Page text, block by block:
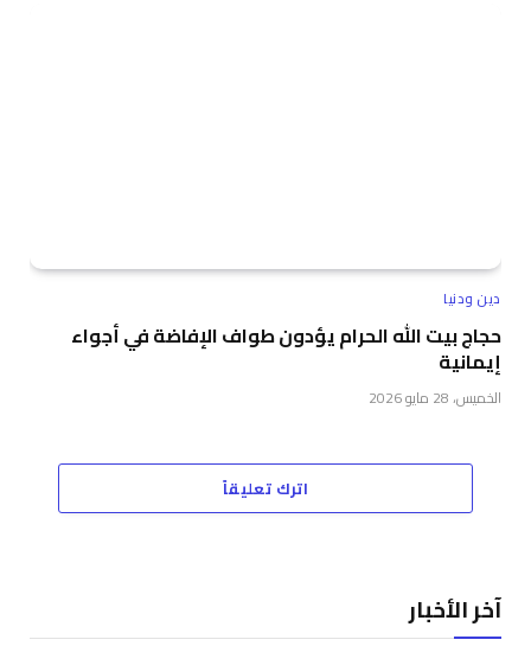
دين ودنيا
حجاج بيت الله الحرام يؤدون طواف الإفاضة في أجواء
إيمانية
الخميس، 28 مايو 2026
اترك تعليقاً
آخر الأخبار